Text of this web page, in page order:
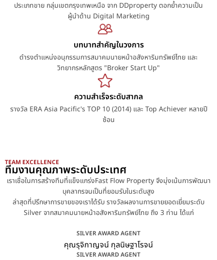
ประเภทขาย กลุ่มเขตกรุงเทพเหนือ จาก DDproperty ตอกย้ำความเป็น
ผู้นำด้าน Digital Marketing
บทบาทสำคัญในวงการ
ดำรงตำแหน่งอนุกรรมการสมาคมนายหน้าอสังหาริมทรัพย์ไทย และ
วิทยากรหลักสูตร "Broker Start Up"
ความสำเร็จระดับสากล
รางวัล ERA Asia Pacific's TOP 10 (2014) และ Top Achiever หลายปี
ซ้อน
TEAM EXCELLENCE
ทีมงานคุณภาพระดับประเทศ
เราเชื่อในการสร้างทีมที่แข็งแกร่งFast Flow Property จึงมุ่งเน้นการพัฒนา
บุคลากรจนเป็นที่ยอมรับในระดับสูง
ล่าสุดที่ปรึกษาการขายของเราได้รับ รางวัลผลงานการขายยอดเยี่ยมระดับ
Silver จากสมาคมนายหน้าอสังหาริมทรัพย์ไทย ถึง 3 ท่าน ได้แก่
SILVER AWARD AGENT
คุณรุจิกาญจน์ กุลนิษฐาโรจน์
SILVER AWARD AGENT